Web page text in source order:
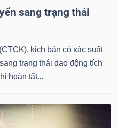
sang trạng thái
kịch bản có xác suất
trạng thái dao động tích
hoàn tất...